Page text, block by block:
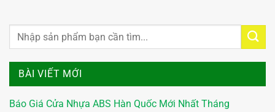
BÀI VIẾT MỚI
Báo Giá Cửa Nhựa ABS Hàn Quốc Mới Nhất Tháng